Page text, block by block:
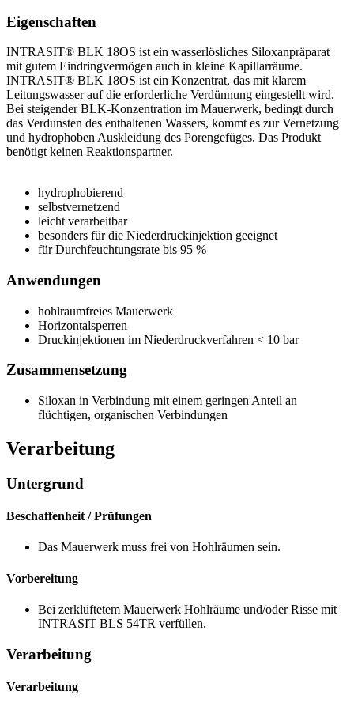
Eigenschaften
INTRASIT® BLK 18OS ist ein wasserlösliches Siloxanpräparat
mit gutem Eindringvermögen auch in kleine Kapillarräume.
INTRASIT® BLK 18OS ist ein Konzentrat, das mit klarem
Leitungswasser auf die erforderliche Verdünnung eingestellt wird.
Bei steigender BLK-Konzentration im Mauerwerk, bedingt durch
das Verdunsten des enthaltenen Wassers, kommt es zur Vernetzung
und hydrophoben Auskleidung des Porengefüges. Das Produkt
benötigt keinen Reaktionspartner.
hydrophobierend
selbstvernetzend
leicht verarbeitbar
besonders für die Niederdruckinjektion geeignet
für Durchfeuchtungsrate bis 95 %
Anwendungen
hohlraumfreies Mauerwerk
Horizontalsperren
Druckinjektionen im Niederdruckverfahren < 10 bar
Zusammensetzung
Siloxan in Verbindung mit einem geringen Anteil an
flüchtigen, organischen Verbindungen
Verarbeitung
Untergrund
Beschaffenheit / Prüfungen
Das Mauerwerk muss frei von Hohlräumen sein.
Vorbereitung
Bei zerklüftetem Mauerwerk Hohlräume und/oder Risse mit
INTRASIT BLS 54TR verfüllen.
Verarbeitung
Verarbeitung